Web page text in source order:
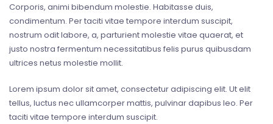
Corporis, animi bibendum molestie. Habitasse duis,
condimentum. Per taciti vitae tempore interdum suscipit,
nostrum odit labore, a, parturient molestie vitae quaerat, et
justo nostra fermentum necessitatibus felis purus quibusdam
ultrices netus molestie mollit.
Lorem ipsum dolor sit amet, consectetur adipiscing elit. Ut elit
tellus, luctus nec ullamcorper mattis, pulvinar dapibus leo. Per
taciti vitae tempore interdum suscipit.